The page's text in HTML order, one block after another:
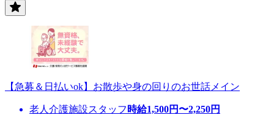
【急募＆日払いok】お散歩や身の回りのお世話メイン
老人介護施設スタッフ 時給1,500円〜2,250円